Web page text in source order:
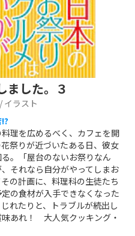
ました。３
/ イラスト
理を広めるべく、カフェを開
祭りが近づいたある日、彼女
。「屋台のないお祭りなん
それなら自分がやってしまお
の計画に、料理科の生徒たち
の食材が入手できなくなった
れたりと、トラブルが続出し
味あれ！ 大人気クッキング・